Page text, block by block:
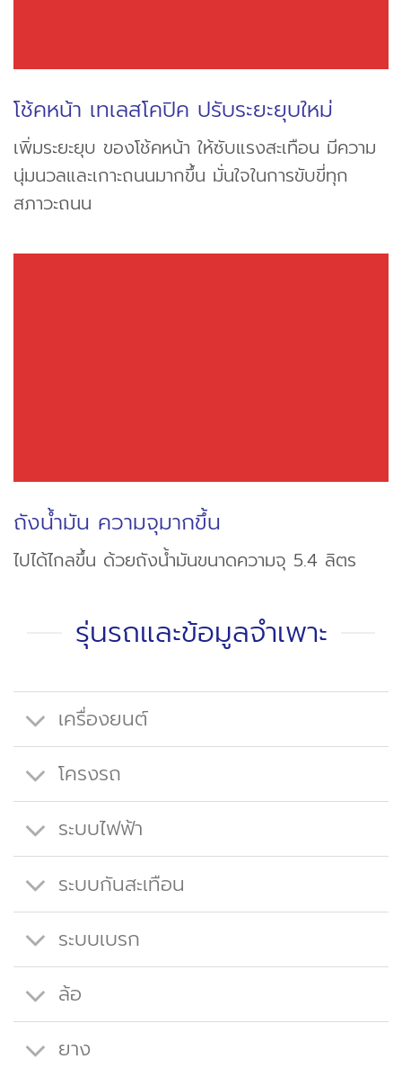
โช้คหน้า เทเลสโคปิค ปรับระยะยุบใหม่
เพิ่มระยะยุบ ของโช้คหน้า ให้ซับแรงสะเทือน มีความ
นุ่มนวลและเกาะถนนมากขึ้น มั่นใจในการขับขี่ทุก
สภาวะถนน
ถังน้ำมัน ความจุมากขึ้น
ไปได้ไกลขึ้น ด้วยถังน้ำมันขนาดความจุ 5.4 ลิตร
รุ่นรถและข้อมูลจำเพาะ
เครื่องยนต์
โครงรถ
ระบบไฟฟ้า
ระบบกันสะเทือน
ระบบเบรก
ล้อ
ยาง